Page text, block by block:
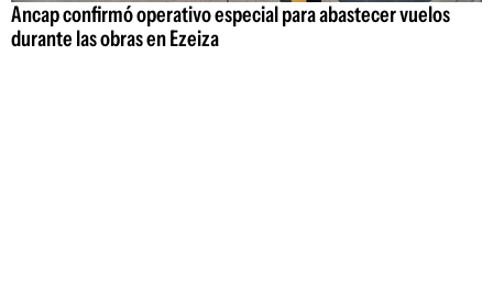
Ancap confirmó operativo especial para abastecer vuelos
durante las obras en Ezeiza